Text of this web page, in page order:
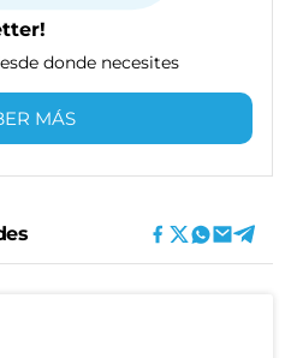
donde necesites
MÁS